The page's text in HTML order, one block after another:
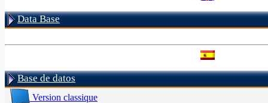
Data Base
Base de datos
Version classique